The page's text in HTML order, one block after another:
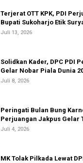
Terjerat OTT KPK, PDI
Bupati Sukoharjo Etik
Juli 13, 2026
Solidkan Kader, DPC PDI
Gelar Nobar Piala Dunia
Juli 8, 2026
Peringati Bulan Bung
Perjuangan Jakpus Gelar
Bola U-20
Juli 4, 2026
MK Tolak Pilkada Lewat